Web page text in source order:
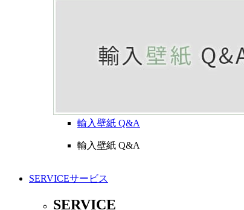
輸入壁紙 Q&A
輸入壁紙 Q&A
SERVICEサービス
SERVICE